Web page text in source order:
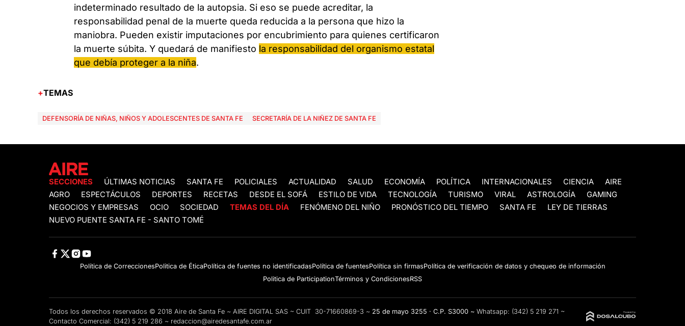
indeterminado resultado de la autopsia. Si eso se puede acreditar, la
responsabilidad penal de la muerte queda reducida a la persona que hizo la
maniobra. Pueden existir imputaciones por encubrimiento para quienes certificaron
la muerte súbita. Y quedará de manifiesto la responsabilidad del organismo estatal
que debía proteger a la niña.
TEMAS
DEFENSORÍA DE NIÑAS, NIÑOS Y ADOLESCENTES DE SANTA FE SECRETARÍA DE LA NIÑEZ DE SANTA FE
SECCIONES ÚLTIMAS NOTICIAS SANTA FE POLICIALES ACTUALIDAD SALUD ECONOMÍA POLÍTICA INTERNACIONALES CIENCIA
AIRE
AGRO
ESPECTÁCULOS DEPORTES RECETAS DESDE EL SOFÁ ESTILO DE VIDA TECNOLOGÍA TURISMO VIRAL ASTROLOGÍA
GAMING
NEGOCIOS Y EMPRESAS
OCIO SOCIEDAD TEMAS DEL DÍA FENÓMENO DEL NIÑO PRONÓSTICO DEL TIEMPO SANTA FE
LEY DE TIERRAS
NUEVO PUENTE SANTA FE - SANTO TOMÉ
Política de CorreccionesPolitica de ÉticaPolítica de fuentes no identificadasPolítica de fuentesPolítica sin firmasPolítica de verificación de datos y chequeo de información
Politica de ParticipationTérminos y CondicionesRSS
Todos los derechos reservados © 2018 Aire de Santa Fe ~ AIRE DIGITAL SAS ~ CUIT 30-71660869-3 ~ 25 de mayo 3255 · C.P. S3000 ~ Whatsapp: (342) 5 219 271 ~
Contacto Comercial: (342) 5 219 286 ~ redaccion@airedesantafe.com.ar